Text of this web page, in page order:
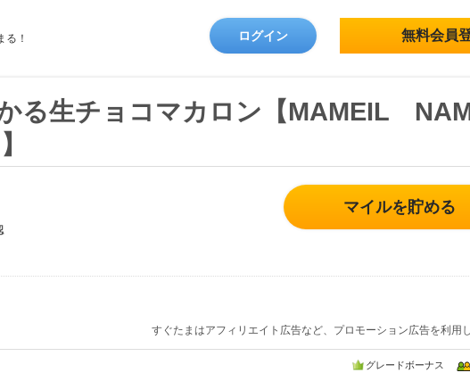
る！ ログイン 無料会員
る生チョコマカロン【MAMEIL
マイルを貯める
すぐたまはアフィリエイト広告など、プロモーション広告を利用
グレードボーナス